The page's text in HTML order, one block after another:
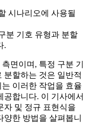
시나리오에 사용될
분 기호 유형과 분할
.
면이며, 특정 구분 기
분할하는 것은 일반적
이러한 작업을 효율
공합니다. 이 기사에서
자 및 정규 표현식을
한 방법을 살펴봅니